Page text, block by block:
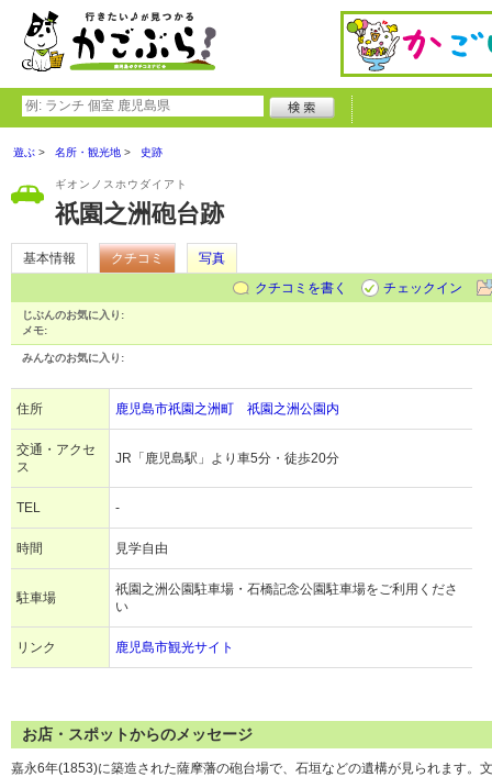
遊ぶ 名所・観光地 史跡
ギオンノスホウダイアト
祇園之洲砲台跡
基本情報 クチコミ
写真
クチコミを書く
チェックイン
じぶんのお気に入り:
メモ:
みんなのお気に入り:
住所 鹿児島市祇園之洲町 祇園之洲公園内
交通・アクセ
ス
JR「鹿児島駅」より車5分・徒歩20分
TEL -
時間 見学自由
駐車場
祇園之洲公園駐車場・石橋記念公園駐車場をご利用くださ
い
リンク 鹿児島市観光サイト
お店・スポットからのメッセージ
嘉永6年(1853)に築造された薩摩藩の砲台場で、石垣などの遺構が見られます。